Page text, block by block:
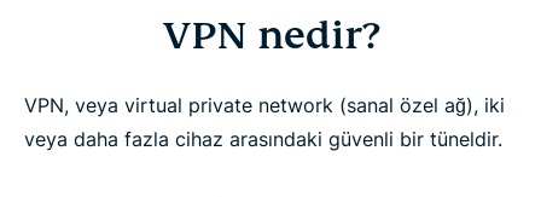
3 kolay adımda VPN nasıl kullanılır:
VPN nedir?
VPN, veya virtual private network (sanal özel ağ), iki
veya daha fazla cihaz arasındaki güvenli bir tüneldir.